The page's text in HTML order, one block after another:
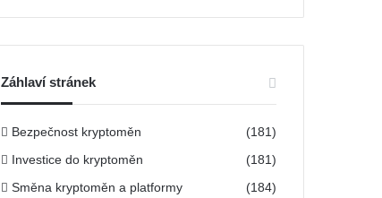
l
Záhlaví stránek
Bezpečnost kryptoměn (181)
Investice do kryptoměn (181)
Směna kryptoměn a platformy (184)